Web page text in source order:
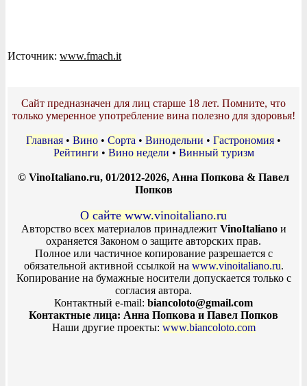
Источник: www.fmach.it
Сайт предназначен для лиц старше 18 лет. Помните, что
только умеренное употребление вина полезно для здоровья!
Главная • Вино • Сорта • Винодельни • Гастрономия •
Рейтинги • Вино недели • Винный туризм
© VinoItaliano.ru, 01/2012-2026, Анна Попкова & Павел
Попков
О сайте www.vinoitaliano.ru
Авторство всех материалов принадлежит VinoItalianoи
охраняется Законом о защите авторских прав.
Полное или частичное копирование разрешается с
обязательной активной ссылкой на www.vinoitaliano.ru.
Копирование на бумажные носители допускается только с
согласия автора.
Контактный e-mail: biancoloto@gmail.com
Контактные лица: Анна Попкова и Павел Попков
Наши другие проекты: www.biancoloto.com